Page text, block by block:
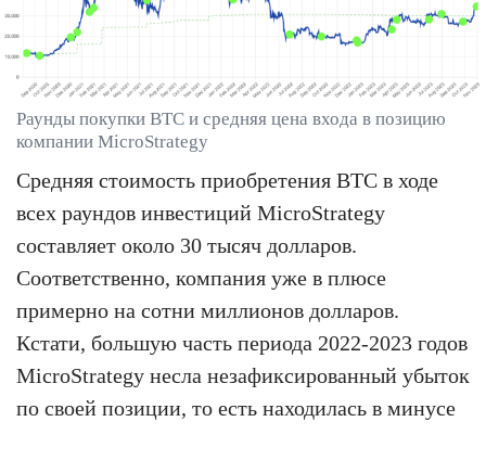
Раунды покупки BTC и средняя цена входа в позицию
компании MicroStrategy
Средняя стоимость приобретения BTC в ходе
всех раундов инвестиций MicroStrategy
составляет около 30 тысяч долларов.
Соответственно, компания уже в плюсе
примерно на сотни миллионов долларов.
Кстати, большую часть периода 2022-2023 годов
MicroStrategy несла незафиксированный убыток
по своей позиции, то есть находилась в минусе